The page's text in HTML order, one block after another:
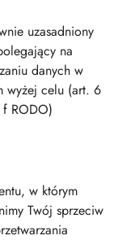
uzasadniony
na
danych w
wyżej celu (art. 6
RODO)
w którym
Twój sprzeciw